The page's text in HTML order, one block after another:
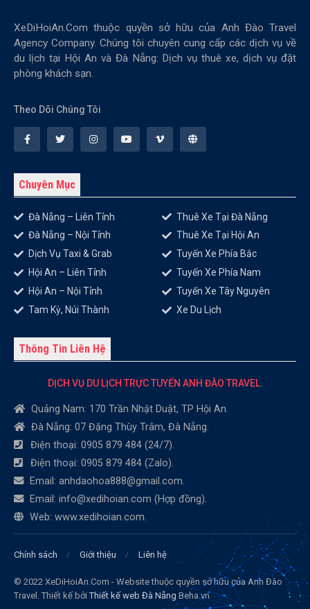
XeDiHoiAn.Com thuộc quyền sở hữu của Anh Đào Travel
Agency Company. Chúng tôi chuyên cung cấp các dịch vụ về
du lịch tại Hội An và Đà Nẵng: Dịch vụ thuê xe, dịch vụ đặt
phòng khách sạn.
Theo Dõi Chúng Tôi
Chuyên Mục
Đà Nẵng – Liên Tỉnh
Đà Nẵng – Nội Tỉnh
Dịch Vụ Taxi & Grab
Hội An – Liên Tỉnh
Hội An – Nội Tỉnh
Tam Kỳ, Núi Thành
Thuê Xe Tại Đà Nẵng
Thuê Xe Tại Hội An
Tuyến Xe Phía Bắc
Tuyến Xe Phía Nam
Tuyến Xe Tây Nguyên
Xe Du Lịch
Thông Tin Liên Hệ
DỊCH VỤ DU LỊCH TRỰC TUYẾN ANH ĐÀO TRAVEL.
Quảng Nam: 170 Trần Nhật Duật, TP Hội An.
Đà Nẵng: 07 Đặng Thùy Trâm, Đà Nẵng.
Điện thoại: 0905 879 484 (24/7).
Điện thoại: 0905 879 484 (Zalo).
Email: anhdaohoa888@gmail.com.
Email: info@xedihoian.com (Hợp đồng).
Web: www.xedihoian.com.
Chính sách Giới thiệu Liên hệ
© 2022 XeDiHoiAn.Com - Website thuộc quyền sở hữu của Anh Đào
Travel. Thiết kế bởiThiết kế web Đà Nẵng Beha.vn